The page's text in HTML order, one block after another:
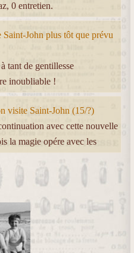
0 entretien.
John plus tôt que prévu
tant de gentillesse
inoubliable !
visite Saint-John (15/?)
avec cette nouvelle
la magie opére avec les